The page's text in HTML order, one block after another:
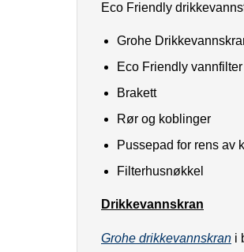
Eco Friendly
Grohe
Eco Friendly vannfilter
Brakett
Rør og koblinger
Pussepad for rens av
Filterhusnøkkel
Drikkevannskran
Grohe drikkevannskran i